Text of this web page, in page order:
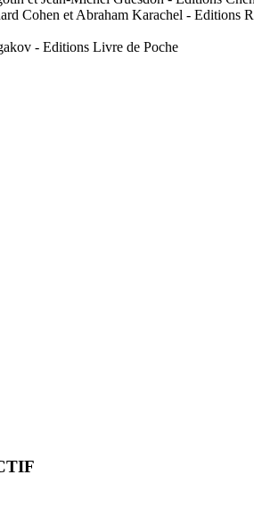
Cohen et Abraham Karachel - Editions
- Editions Livre de Poche